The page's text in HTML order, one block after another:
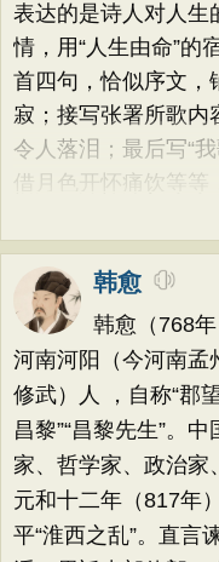
表达的是诗人对人生
情，用“人生由命”的
首四句，恰似序文，
寂；接写张署所歌内
令人落泪；最后写“
借月色开怀痛饮等等，
韩愈
韩愈（768
河南河阳（今河南孟
修武）人 ，自称“郡
昌黎”“昌黎先生”。
家、哲学家、政治家
元和十二年（817年
平“淮西之乱”。直言